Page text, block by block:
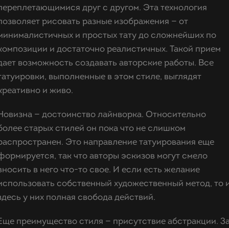
друг с другом. Эта технология
рисовать разные изображения — от
и простых тату до сложнейших по
и достаточно реалистичных. Такой прием
возможность создавать авторские работы. Все
выполненные в этом стиле, выглядят
и живо.
— достоинство лайнворка. Относительно
старых стилей он пока что не слишком
Это направление татуирования еще
так что авторы эскизов могут смело
в него что-то свое. И если есть желание
собственный художественный метод, то
у них полная свобода действий.
преимущество стиля — присутствие абстракции.